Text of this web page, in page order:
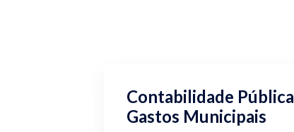
Contabilidade
Gastos Municipais